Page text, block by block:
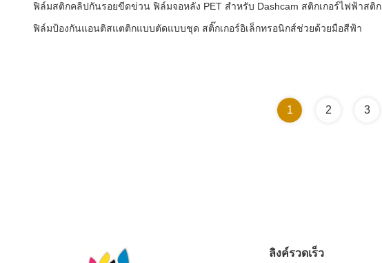
ฟิล์มสติกคลิปกันรอยขีดข่วน ฟิล์มจอหลัง PET สําหรับ Dashcam สติกเกอร์ไฟฟ้าสติก
ฟิล์มป้องกันแอนติสแตติกแบบตัดแบบชุด สติ๊กเกอร์อิเล็กทรอนิกส์ช่วยด้วยมือสีฟ้า
1 2 3
ลิงค์รวดเร็ว